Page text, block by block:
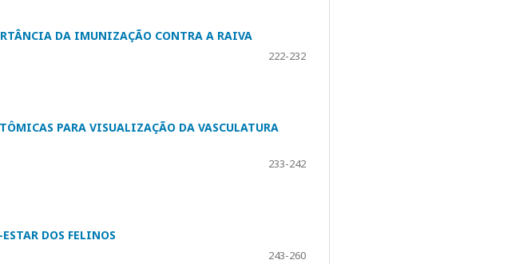
DA IMUNIZAÇÃO CONTRA A RAIVA
222-232
PARA VISUALIZAÇÃO DA VASCULATURA
233-242
DOS FELINOS
243-260